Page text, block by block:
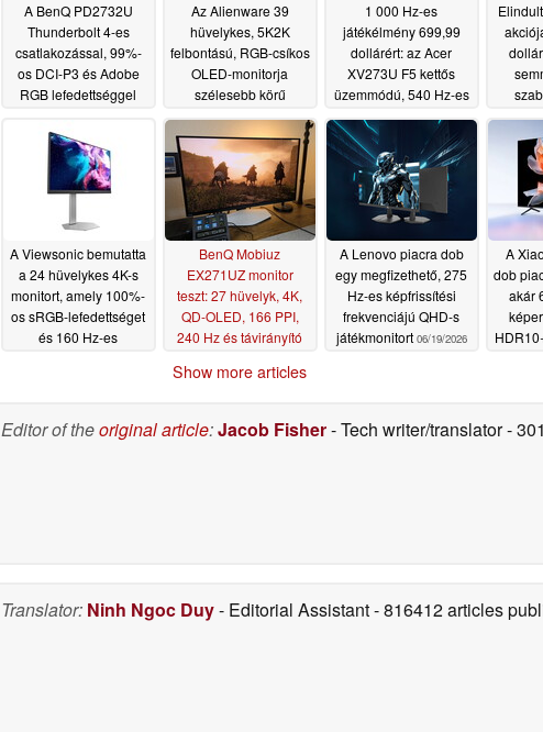
A BenQ PD2732U
Thunderbolt 4-es
csatlakozással, 99%-
os DCI-P3 és Adobe
RGB lefedettséggel
középkategóriás áron
07/07/2026
Az Alienware 39
hüvelykes, 5K2K
felbontású, RGB-csíkos
OLED-monitorja
szélesebb körű
kerül, jelentősen eltérő
árakkal07/02/2026
1 000 Hz-es
játékélmény 699,99
dollárért: az Acer
XV273U F5 kettős
üzemmódú, 540 Hz-es
Észak-Amerikába
07/01/2026
A Viewsonic bemutatta
a 24 hüvelykes 4K-s
monitort, amely 100%-
os sRGB-lefedettséget
és 160 Hz-es
BenQ Mobiuz
EX271UZ monitor
teszt: 27 hüvelyk, 4K,
QD-OLED, 166 PPI,
240 Hz és távirányító
A Lenovo piacra dob
egy megfizethető, 275
Hz-es képfrissítési
frekvenciájú QHD-s
játékmonitort 06/19/2026
A
dob
akár
Show more articles
Editor of theoriginal article:Jacob Fisher- Tech writer/translator-
Translator: Ninh Ngoc Duy- Editorial Assistant- 816412 articles